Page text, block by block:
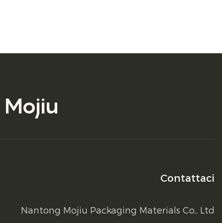
Contattaci
Nantong Mojiu Packaging Materials Co., Ltd